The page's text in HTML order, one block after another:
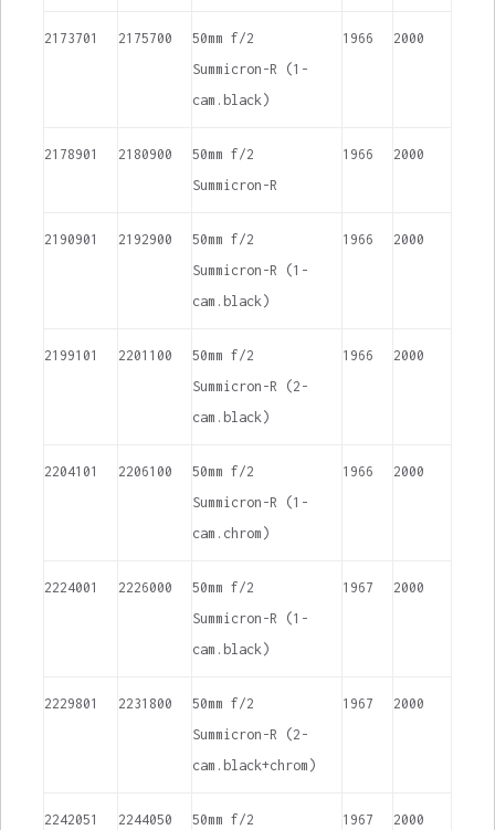
2173701 2175700
50mm f/2
Summicron-R (1-
cam.black)
1966 2000
2178901 2180900
50mm f/2
Summicron-R
1966 2000
2190901 2192900
50mm f/2
Summicron-R (1-
cam.black)
1966 2000
2199101 2201100
50mm f/2
Summicron-R (2-
cam.black)
1966 2000
2204101 2206100
50mm f/2
Summicron-R (1-
cam.chrom)
1966 2000
2224001 2226000
50mm f/2
Summicron-R (1-
cam.black)
1967 2000
2229801 2231800
50mm f/2
Summicron-R (2-
cam.black+chrom)
1967 2000
2242051 2244050
50mm f/2
1967 2000